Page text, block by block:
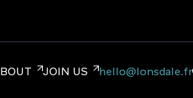
JOIN US
hello@lonsdale.fr